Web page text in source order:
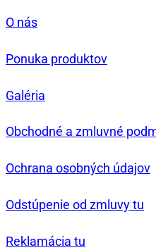
O nás
Ponuka produktov
Galéria
Obchodné a zmluvné
Ochrana osobných údajov
Odstúpenie od zmluvy tu
Reklamácia tu